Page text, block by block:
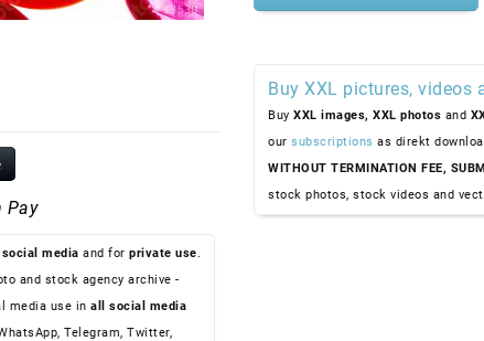
Pay
social media and for private use.
and stock agency archive -
media use in all social media
Telegram, Twitter,
Buy XXL pictures,
Buy XXL images, XXL photos and
our subscriptions as direkt
WITHOUT TERMINATION FEE,
stock photos, stock videos and